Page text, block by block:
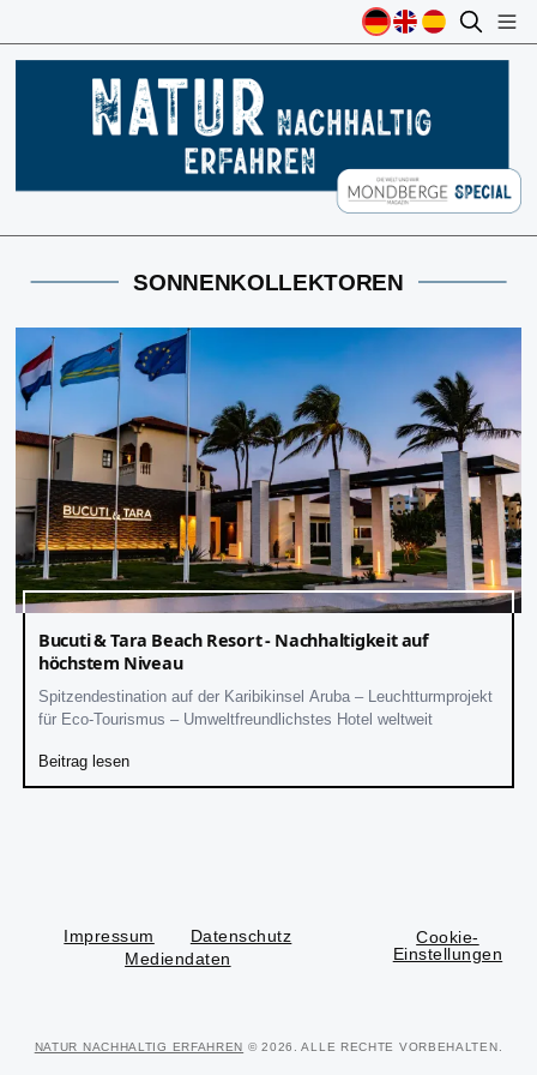
SONNENKOLLEKTOREN
Bucuti & Tara Beach Resort - Nachhaltigkeit auf
höchstem Niveau
Spitzendestination auf der Karibikinsel Aruba – Leuchtturmprojekt
für Eco-Tourismus – Umweltfreundlichstes Hotel weltweit
Beitrag lesen
Impressum
Datenschutz
Mediendaten
Cookie-
Einstellungen
NATUR NACHHALTIG ERFAHREN © 2026. ALLE RECHTE VORBEHALTEN.